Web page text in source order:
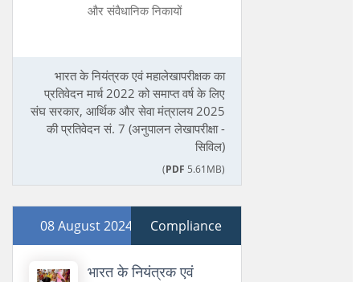
और संवैधानिक निकायों
भारत के नियंत्रक एवं महालेखापरीक्षक का
प्रतिवेदन मार्च 2022 को समाप्त वर्ष के लिए
संघ सरकार, आर्थिक और सेवा मंत्रालय 2025
की प्रतिवेदन सं. 7 (अनुपालन लेखापरीक्षा -
सिविल)
(PDF 5.61MB)
08 August 2024 Compliance
भारत के नियंत्रक एवं